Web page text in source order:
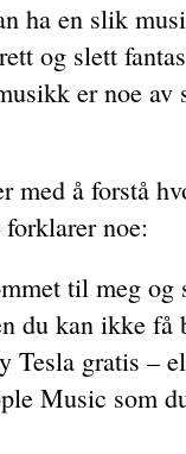
ha en slik
og slett
er noe av
med å forstå
noe:
til meg og
du kan ikke få
Tesla gratis –
Music som